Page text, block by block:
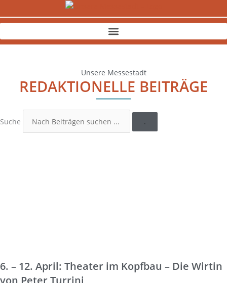
Inhalt
springen
Unsere Messestadt
REDAKTIONELLE BEITRÄGE
Suche
6. – 12. April: Theater im Kopfbau – Die Wirtin